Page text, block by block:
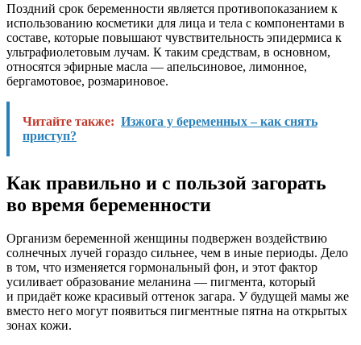
Поздний срок беременности является противопоказанием к
использованию косметики для лица и тела с компонентами в
составе, которые повышают чувствительность эпидермиса к
ультрафиолетовым лучам. К таким средствам, в основном,
относятся эфирные масла — апельсиновое, лимонное,
бергамотовое, розмариновое.
Читайте также: Изжога у беременных – как снять
приступ?
Как правильно и с пользой загорать
во время беременности
Организм беременной женщины подвержен воздействию
солнечных лучей гораздо сильнее, чем в иные периоды. Дело
в том, что изменяется гормональный фон, и этот фактор
усиливает образование меланина — пигмента, который
и придаёт коже красивый оттенок загара. У будущей мамы же
вместо него могут появиться пигментные пятна на открытых
зонах кожи.